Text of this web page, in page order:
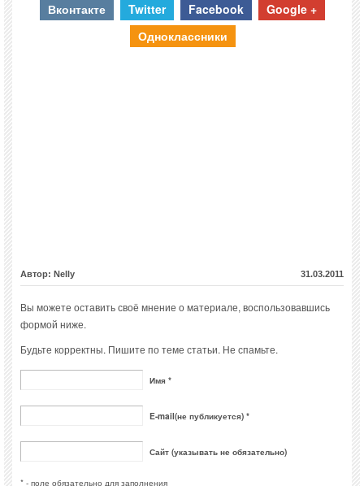
Вконтакте Twitter Facebook
Google +
Одноклассники
Автор: Nelly 31.03.2011
Вы можете оставить своё мнение о материале, воспользовавшись
формой ниже.
Будьте корректны. Пишите по теме статьи. Не спамьте.
Имя *
E-mail(не публикуется) *
Сайт (указывать не обязательно)
* - поле обязательно для заполнения